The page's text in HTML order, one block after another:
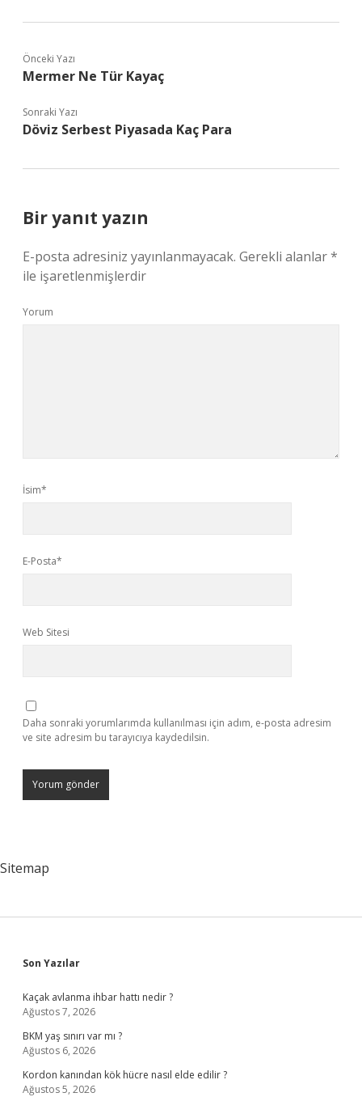
Önceki Yazı
Mermer Ne Tür Kayaç
Sonraki Yazı
Döviz Serbest Piyasada Kaç Para
Bir yanıt yazın
E-posta adresiniz yayınlanmayacak. Gerekli alanlar*
ile işaretlenmişlerdir
Yorum
İsim*
E-Posta*
Web Sitesi
Daha sonraki yorumlarımda kullanılması için adım, e-posta adresim
ve site adresim bu tarayıcıya kaydedilsin.
Sitemap
Sidebar
Son Yazılar
Kaçak avlanma ihbar hattı nedir ?
Ağustos 7, 2026
BKM yaş sınırı var mı ?
Ağustos 6, 2026
Kordon kanından kök hücre nasıl elde edilir ?
Ağustos 5, 2026